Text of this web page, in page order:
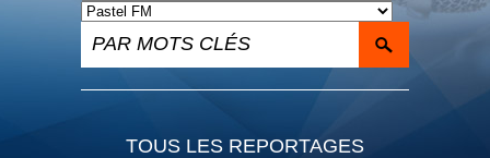
TOUS LES REPORTAGES